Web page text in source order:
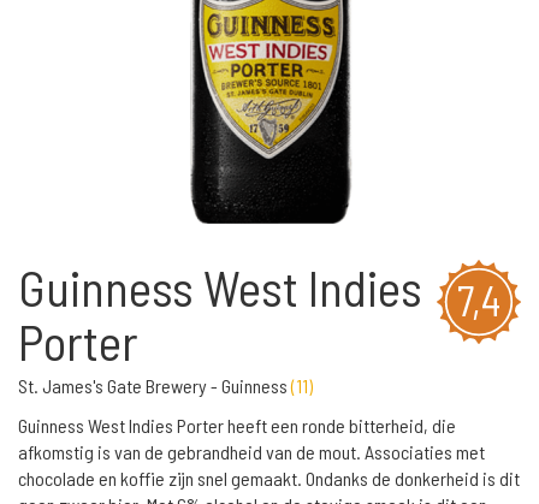
7,4
Guinness West Indies
Porter
St. James's Gate Brewery - Guinness(11)
Guinness West Indies Porter heeft een ronde bitterheid, die
afkomstig is van de gebrandheid van de mout. Associaties met
chocolade en koffie zijn snel gemaakt. Ondanks de donkerheid is dit